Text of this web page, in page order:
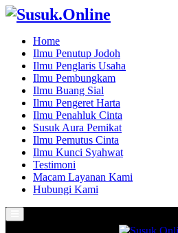
Home
Ilmu Penutup Jodoh
Ilmu Penglaris Usaha
Ilmu Pembungkam
Ilmu Buang Sial
Ilmu Pengeret Harta
Ilmu Penahluk Cinta
Susuk Aura Pemikat
Ilmu Pemutus Cinta
Ilmu Kunci Syahwat
Testimoni
Macam Layanan Kami
Hubungi Kami
Menu